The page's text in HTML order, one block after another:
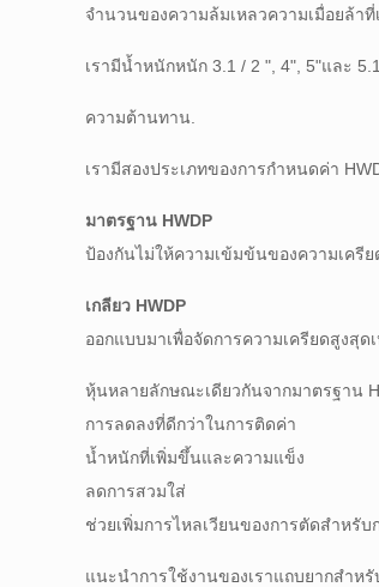
จำนวนของความล้มเหลวความเมื่อยล้า
เรามีน้ำหนักหนัก 3.1 / 2 ", 4", 5"และ
ความต้านทาน.
เรามีสองประเภทของการกำหนดค่า
มาตรฐาน HWDP
ป้องกันไม่ให้ความเข้มข้นของความเครี
เกลียว HWDP
ออกแบบมาเพื่อจัดการความเครียดสูงสุ
หุ้นหลายลักษณะเดียวกันจากมาตรฐาน
การลดลงที่ดีกว่าในการติดค่า
น้ำหนักที่เพิ่มขึ้นและความแข็ง
ลดการสวมใส่
ช่วยเพิ่มการไหลเวียนของการตัดสำหรั
แนะนำการใช้งานของเราแถบยากสำหรั